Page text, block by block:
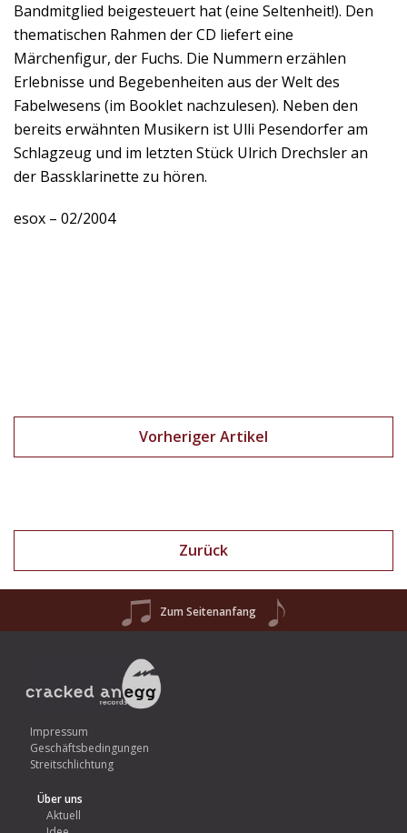
Bandmitglied beigesteuert hat (eine Seltenheit!). Den
thematischen Rahmen der CD liefert eine
Märchenfigur, der Fuchs. Die Nummern erzählen
Erlebnisse und Begebenheiten aus der Welt des
Fabelwesens (im Booklet nachzulesen). Neben den
bereits erwähnten Musikern ist Ulli Pesendorfer am
Schlagzeug und im letzten Stück Ulrich Drechsler an
der Bassklarinette zu hören.
esox – 02/2004
Vorheriger Artikel
Zurück
Zum Seitenanfang
Impressum
Geschäftsbedingungen
Streitschlichtung
Über uns
Aktuell